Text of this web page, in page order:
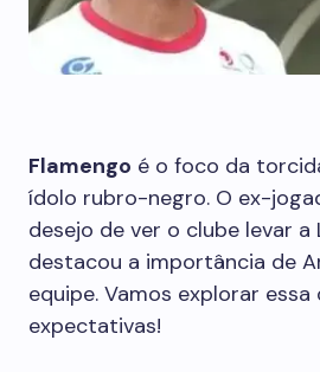
Flamengo é o foco da
ídolo rubro-negro. O ex-
desejo de ver o clube levar
destacou a importância de
equipe. Vamos explorar
expectativas!